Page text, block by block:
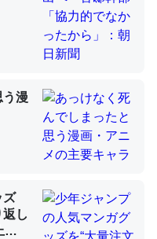
） - conceptualization
らんかった。調べたら
600分の1程度。
＝「昆虫はなぜ海にいな
う漫
ズ
し